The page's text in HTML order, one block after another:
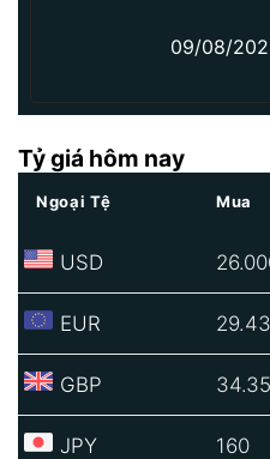
09/08/
Tỷ giá hôm nay
Ngoại Tệ Mua
USD
EUR
GBP
JPY 160